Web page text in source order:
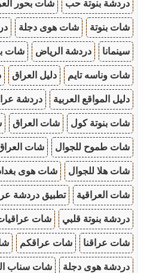
دردشة بنوتة حب شات بحور
شات بنوتة شات هوى دجلة
سينمانا دردشة الرياض شات
شات وناسه تايم دليل العراق
دليل المواقع العربية دردشة
شات بنوتة كول شات العراق
شات طموح للجوال شات
شات هلا للجوال شات هوى
شات العراقية تطبيق دردشة
دردشة بنوتة قلبي شات
شات عراقنا شات عراقكم
دردشة هوى دجلة شات سناب